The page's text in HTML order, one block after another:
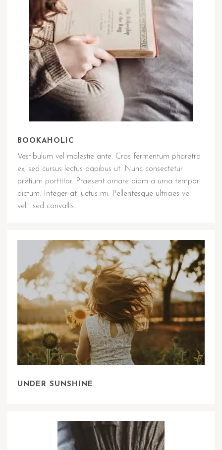
BOOKAHOLIC
Vestibulum vel molestie ante. Cras fermentum pharetra
ex, sed cursus lectus dapibus ut. Nunc consectetur
pretium porttitor. Praesent ornare diam a urna tempor
dictum. Integer at luctus mi. Pellentesque ultricies vel
velit sed convallis.
UNDER SUNSHINE